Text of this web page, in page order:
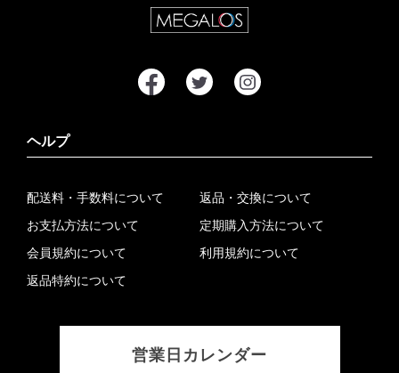
ヘルプ
配送料・手数料について
お支払方法について
会員規約について
返品特約について
返品・交換について
定期購入方法について
利用規約について
営業日カレンダー